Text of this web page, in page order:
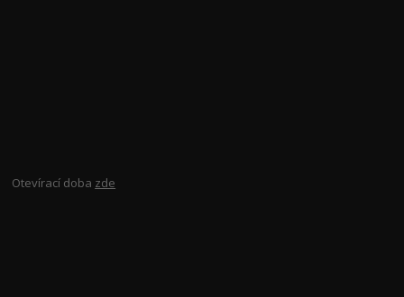
Otevírací doba zde